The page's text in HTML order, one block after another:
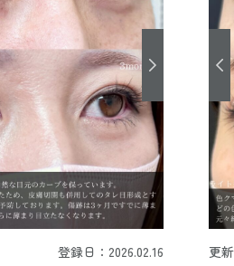
登録日：2026.02.16 更